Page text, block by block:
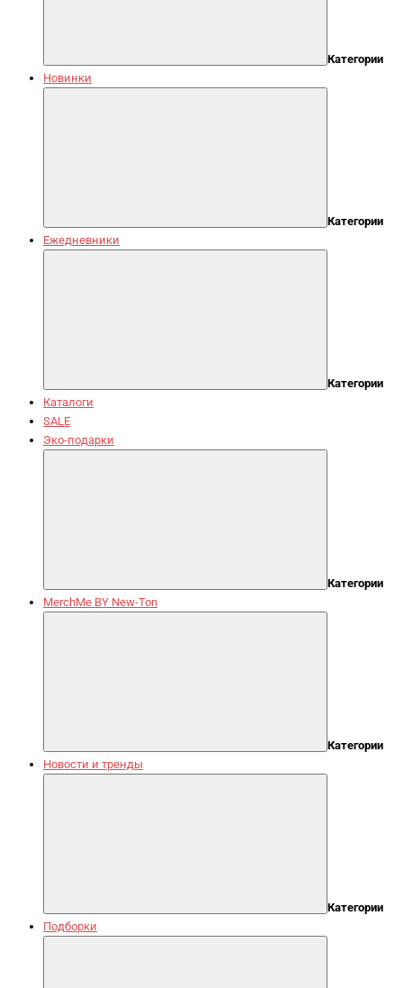
Категории
Новинки
Категории
Ежедневники
Категории
Каталоги
SALE
Эко-подарки
Категории
MerchMe BY New-Ton
Категории
Новости и тренды
Категории
Подборки